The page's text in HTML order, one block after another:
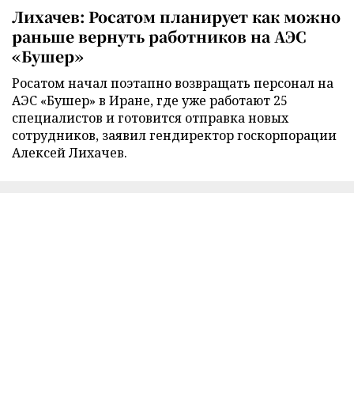
Лихачев: Росатом планирует как можно
раньше вернуть работников на АЭС
«Бушер»
Росатом начал поэтапно возвращать персонал на
АЭС «Бушер» в Иране, где уже работают 25
специалистов и готовится отправка новых
сотрудников, заявил гендиректор госкорпорации
Алексей Лихачев.